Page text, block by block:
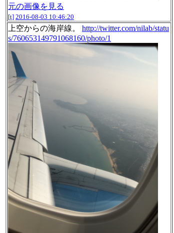
元の画像を見る
[t] 2016-08-03 10:46:20
上空からの海岸線。 http://twitter.com/nilab/statu
s/760653149791068160/photo/1